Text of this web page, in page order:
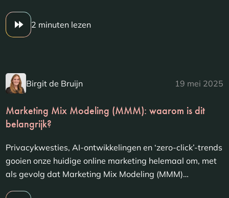
2 minuten lezen
Birgit de Bruijn 19 mei 2025
Marketing Mix Modeling (MMM): waarom is dit
belangrijk?
Privacykwesties, AI-ontwikkelingen en ‘zero-click’-trends
gooien onze huidige online marketing helemaal om, met
als gevolg dat Marketing Mix Modeling (MMM)…